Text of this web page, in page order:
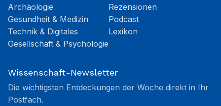
Archäologie
Gesundheit & Medizin
Technik & Digitales
Gesellschaft & Psychologie
Rezensionen
Podcast
Lexikon
Wissenschaft-Newsletter
Die wichtigsten Entdeckungen der Woche direkt in Ihr
Postfach.